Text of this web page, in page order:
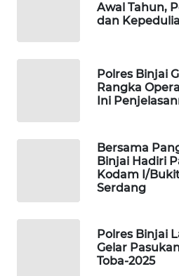
Awal Tahun,
dan
Polres Binjai
Rangka
Ini
Bersama
Binjai Hadiri
Kodam I/
Serdang
Polres Binjai
Gelar
Toba-2025
METRO